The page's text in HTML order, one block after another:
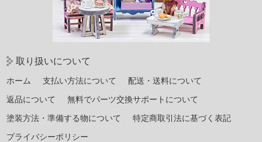
取り扱いについて
ホーム 支払い方法について
配送・送料について
返品について
無料でパーツ交換サポートについて
塗装方法・準備する物について
特定商取引法に基づく表記
プライバシーポリシー